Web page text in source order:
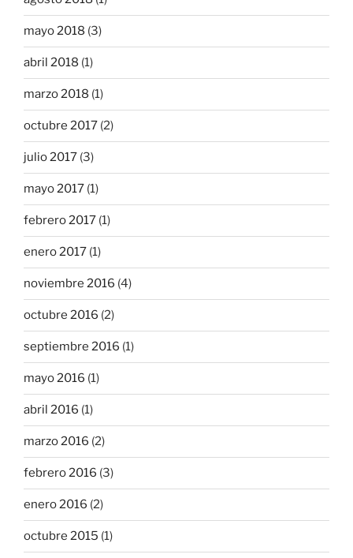
mayo 2018 (3)
abril 2018 (1)
marzo 2018 (1)
octubre 2017 (2)
julio 2017 (3)
mayo 2017 (1)
febrero 2017 (1)
enero 2017 (1)
noviembre 2016 (4)
octubre 2016 (2)
septiembre 2016 (1)
mayo 2016 (1)
abril 2016 (1)
marzo 2016 (2)
febrero 2016 (3)
enero 2016 (2)
octubre 2015 (1)